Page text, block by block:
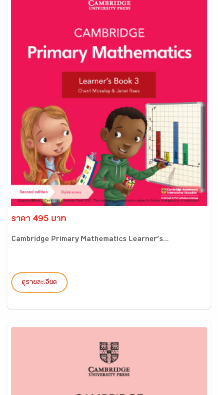
ราคา 495 บาท
Cambridge Primary Mathematics Learner’s...
ดูรายละเอียด